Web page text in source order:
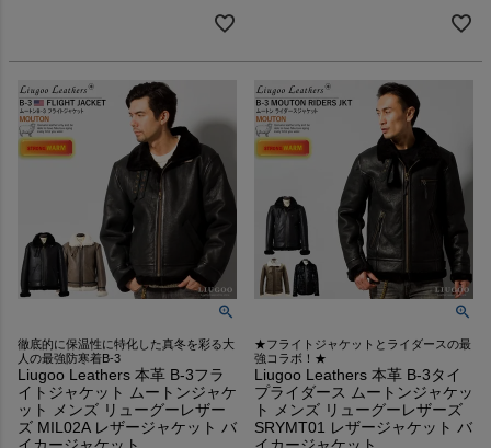
徹底的に保温性に特化した真冬を彩る大
人の最強防寒着B-3
Liugoo Leathers 本革 B-3フラ
イトジャケット ムートンジャケ
ット メンズ リューグーレザー
ズ MIL02A レザージャケット バ
★フライトジャケットとライダースの最
強コラボ！★
Liugoo Leathers 本革 B-3タイ
プライダース ムートンジャケッ
ト メンズ リューグーレザーズ
SRYMT01 レザージャケット バ